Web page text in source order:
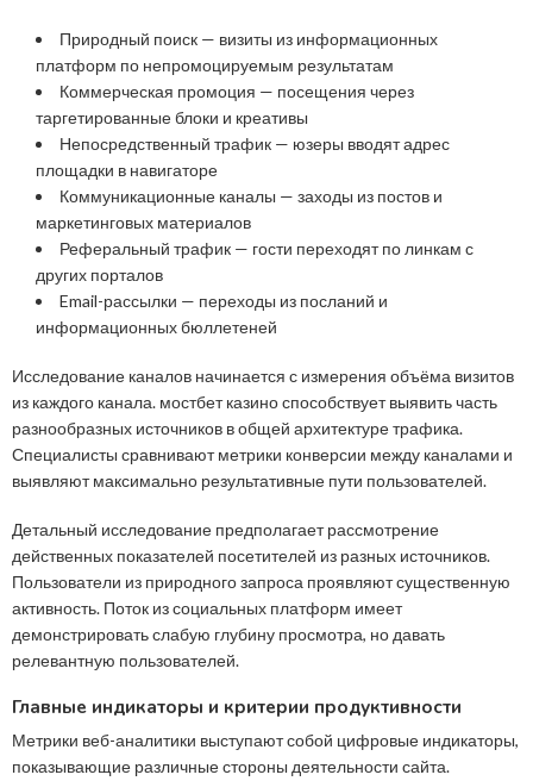
Природный поиск — визиты из информационных
платформ по непромоцируемым результатам
Коммерческая промоция — посещения через
таргетированные блоки и креативы
Непосредственный трафик — юзеры вводят адрес
площадки в навигаторе
Коммуникационные каналы — заходы из постов и
маркетинговых материалов
Реферальный трафик — гости переходят по линкам с
других порталов
Email-рассылки — переходы из посланий и
информационных бюллетеней
Исследование каналов начинается с измерения объёма визитов
из каждого канала. мостбет казино способствует выявить часть
разнообразных источников в общей архитектуре трафика.
Специалисты сравнивают метрики конверсии между каналами и
выявляют максимально результативные пути пользователей.
Детальный исследование предполагает рассмотрение
действенных показателей посетителей из разных источников.
Пользователи из природного запроса проявляют существенную
активность. Поток из социальных платформ имеет
демонстрировать слабую глубину просмотра, но давать
релевантную пользователей.
Главные индикаторы и критерии продуктивности
Метрики веб-аналитики выступают собой цифровые индикаторы,
показывающие различные стороны деятельности сайта.